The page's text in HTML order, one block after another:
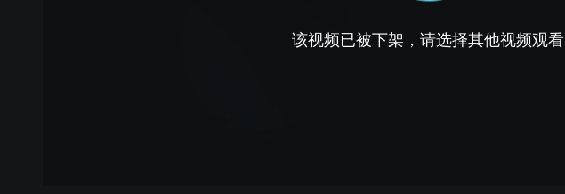
该视频已被下架，请选择其他视频观看